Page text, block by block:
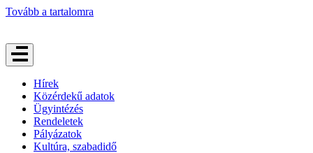
Tovább a tartalomra
Hírek
Közérdekű adatok
Ügyintézés
Rendeletek
Pályázatok
Kultúra, szabadidő